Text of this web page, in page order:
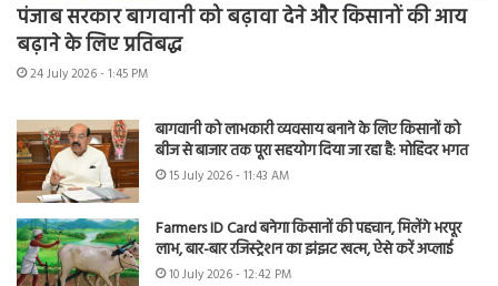
पंजाब सरकार बागवानी को बढ़ावा देने और किसानों की आय
बढ़ाने के लिए प्रतिबद्ध
24 July 2026 - 1:45 PM
बागवानी को लाभकारी व्यवसाय बनाने के लिए किसानों को
बीज से बाजार तक पूरा सहयोग दिया जा रहा है: मोहिंदर भगत
15 July 2026 - 11:43 AM
Farmers ID Card बनेगा किसानों की पहचान, मिलेंगे भरपूर
लाभ, बार-बार रजिस्ट्रेशन का झंझट खत्म, ऐसे करें अप्लाई
10 July 2026 - 12:42 PM